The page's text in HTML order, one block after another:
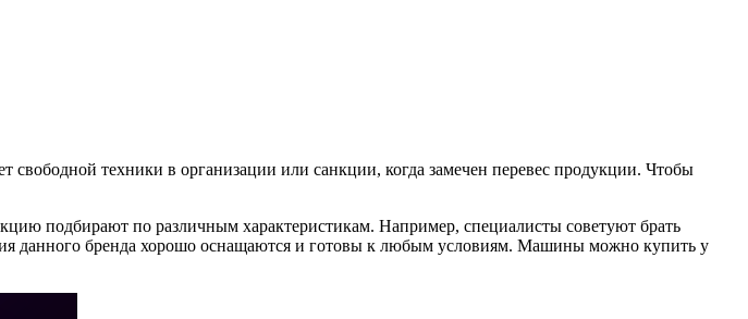
свободной техники в организации или санкции, когда замечен перевес продукции. Чтобы
подбирают по различным характеристикам. Например, специалисты советуют брать
данного бренда хорошо оснащаются и готовы к любым условиям. Машины можно купить у